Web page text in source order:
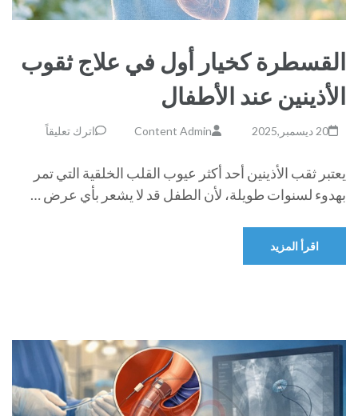
القسطرة كخيار أول في علاج ثقوب
الأذينين عند الأطفال
20 ديسمبر,2025 Content Admin اترك تعليقاً
يعتبر ثقب الأذينين أحد أكثر عيوب القلب الخلقية التي تمر
بهدوء لسنوات طويلة، لأن الطفل قد لا يشعر بأي عرض …
اقرأ المزيد